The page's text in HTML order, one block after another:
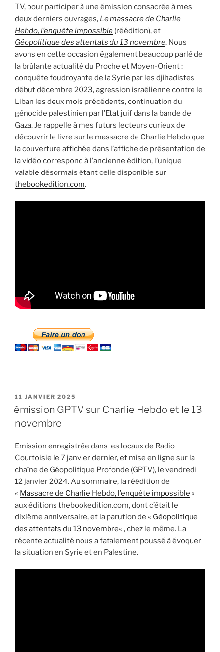
TV, pour participer à une émission consacrée à mes
deux derniers ouvrages, Le massacre de Charlie
Hebdo, l’enquête impossible (réédition), et
Géopolitique des attentats du 13 novembre. Nous
avons en cette occasion également beaucoup parlé de
la brûlante actualité du Proche et Moyen-Orient :
conquête foudroyante de la Syrie par les djihadistes
début décembre 2023, agression israélienne contre le
Liban les deux mois précédents, continuation du
génocide palestinien par l’Etat juif dans la bande de
Gaza. Je rappelle à mes futurs lecteurs curieux de
découvrir le livre sur le massacre de Charlie Hebdo que
la couverture affichée dans l’affiche de présentation de
la vidéo correspond à l’ancienne édition, l’unique
valable désormais étant celle disponible sur
thebookedition.com.
PUBLIÉ
LE
11 JANVIER 2025
émission GPTV sur Charlie Hebdo et le 13
novembre
Emission enregistrée dans les locaux de Radio
Courtoisie le 7 janvier dernier, et mise en ligne sur la
chaîne de Géopolitique Profonde (GPTV), le vendredi
12 janvier 2024. Au sommaire, la réédition de
« Massacre de Charlie Hebdo, l’enquête impossible »
aux éditions thebookedition.com, dont c’était le
dixième anniversaire, et la parution de « Géopolitique
des attentats du 13 novembre« , chez le même. La
récente actualité nous a fatalement poussé à évoquer
la situation en Syrie et en Palestine.